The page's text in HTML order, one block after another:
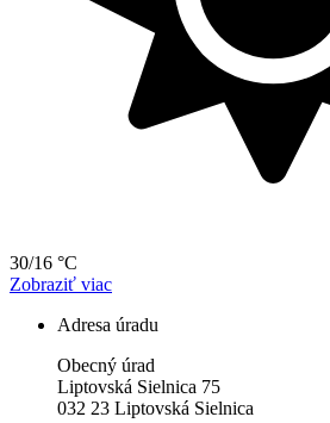
30/16 °C
Zobraziť viac
Adresa úradu
Obecný úrad
Liptovská Sielnica 75
032 23 Liptovská Sielnica